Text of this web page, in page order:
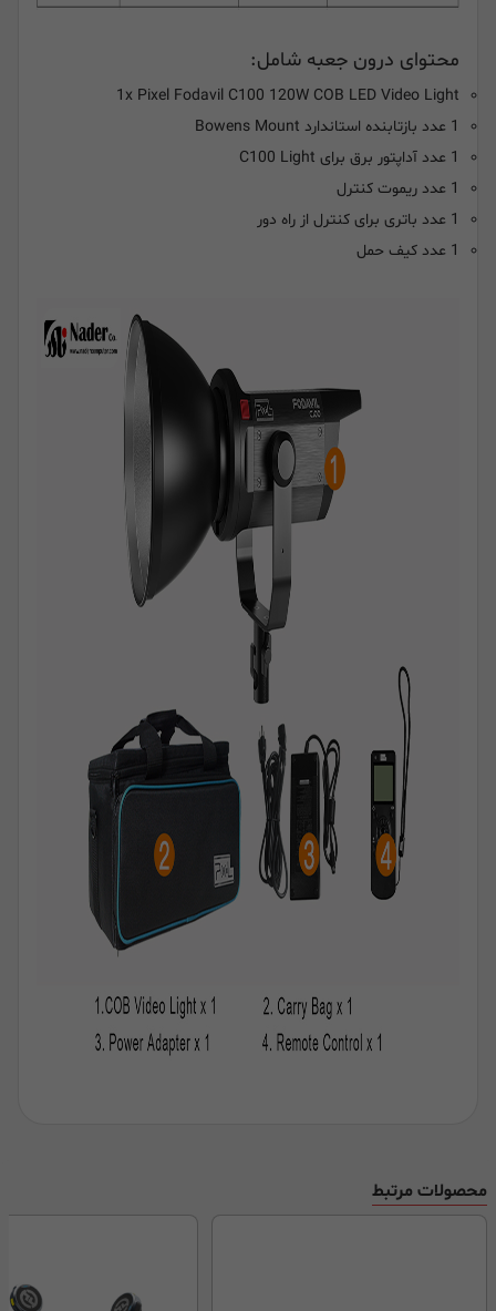
محتوای درون جعبه شامل:
1x Pixel Fodavil C100 120W COB LED Video Light
1 عدد بازتابنده استاندارد Bowens Mount
1 عدد آداپتور برق برای C100 Light
1 عدد ریموت کنترل
1 عدد باتری برای کنترل از راه دور
1 عدد کیف حمل
محصولات مرتبط